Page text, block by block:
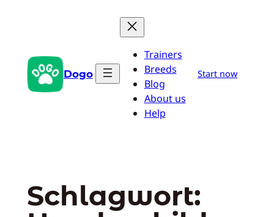
Dogo
Trainers
Breeds
Blog
About us
Help
Start now
Schlagwort: